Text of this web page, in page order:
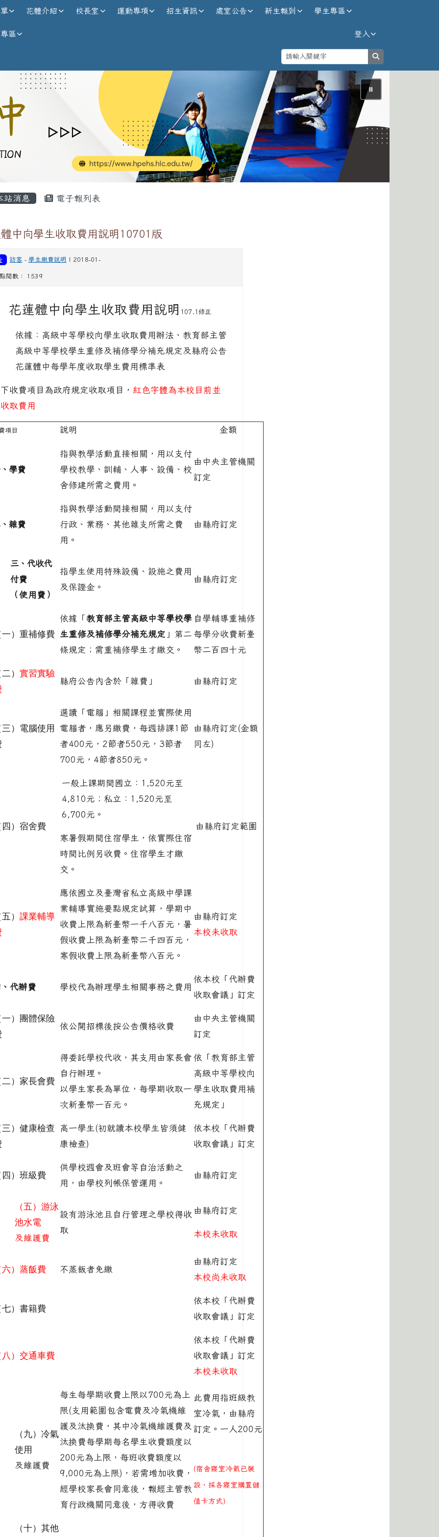
全球資訊網
花體介紹 校長室 運動專項 招生資訊 處室公告 新生報到 學生專區
區 登入
⏸
容區域
站消息 電子報列表
中向學生收取費用說明10701版
訪客 - 學生繳費說明 | 2018-01-
閱數： 1539
花蓮體中向學生收取費用說明 107.1 修正
依據：高級中等學校向學生收取費用辦法、教育部主管
高級中等學校學生重修及補修學分補充規定及縣府公告
花蓮體中每學年度收取學生費用標準表
收費項目為政府規定收取項目， 紅色字體為本校目前並
取費用
項目 說明 金額
學費
指與教學活動直接相關，用以支付
學校教學、訓輔、人事、設備、校
舍修建所需之費用。
由中央主管機關
訂定
雜費
指與教學活動間接相關，用以支付
行政、業務、其他雜支所需之費
用。
由縣府訂定
三、代收代
付費
（使用費）
指學生使用特殊設備、設施之費用
及保證金。
由縣府訂定
）重補修費
依據「教育部主管高級中等學校學
生重修及補修學分補充規定 」第二
條規定；需重補修學生才繳交。
自學輔導重補修
每學分收費新臺
幣二百四十元
） 實習實驗
縣府公告內含於「雜費」 由縣府訂定
）電腦使用
選讀「電腦」相關課程並實際使用
電腦者，應另繳費，每週排課1節
者400元，2節者550元，3節者
700元，4節者850元。
由縣府訂定(金額
同左)
）宿舍費
一般上課期間國立：1,520元至
4,810元；私立：1,520元至
6,700元。
寒暑假期間住宿學生，依實際住宿
時間比例另收費。住宿學生才繳
交。
由縣府訂定範圍
） 課業輔導
應依國立及臺灣省私立高級中學課
業輔導實施要點規定試算，學期中
收費上限為新臺幣一千八百元，暑
假收費上限為新臺幣二千四百元，
寒假收費上限為新臺幣八百元。
由縣府訂定
本校未收取
代辦費 學校代為辦理學生相關事務之費用
依本校「代辦費
收取會議」訂定
）團體保險
依公開招標後按公告價格收費
由中央主管機關
訂定
）家長會費
得委託學校代收，其支用由家長會
自行辦理。
以學生家長為單位，每學期收取一
次新臺幣一百元。
依「教育部主管
高級中等學校向
學生收取費用補
充規定」
）健康檢查
高一學生(初就讀本校學生皆須健
康檢查)
依本校「代辦費
收取會議」訂定
）班級費
供學校週會及班會等自治活動之
用，由學校列帳保管運用。
由縣府訂定
（五）游泳
池水電
及維護費
設有游泳池且自行管理之學校得收
取
由縣府訂定
本校未收取
）蒸飯費 不蒸飯者免繳
由縣府訂定
本校尚未收取
）書籍費
依本校「代辦費
收取會議」訂定
）交通車費
依本校「代辦費
收取會議」訂定
本校未收取
（九）冷氣
使用
及維護費
每生每學期收費上限以700元為上
限(支用範圍包含電費及冷氣機維
護及汰換費，其中冷氣機維護費及
汰換費每學期每名學生收費額度以
200元為上限，每班收費額度以
9,000元為上限)，若需增加收費，
經學校家長會同意後，報經主管教
育行政機關同意後，方得收費
此費用指班級教
室冷氣，由縣府
訂定。一人200元
(宿舍寢室冷氣已裝
設，採各寢室購置儲
值卡方式)
（十）其他